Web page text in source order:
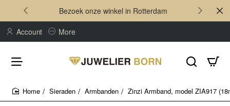
Bezoek onze winkel in Rotterdam
Account More
Sieraden Armbanden Zinzi Armband, model ZIA917